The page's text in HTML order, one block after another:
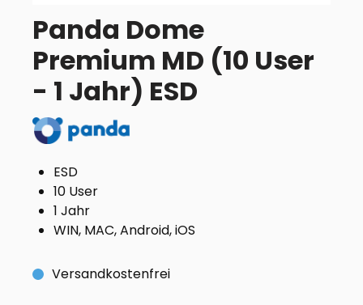
Panda Dome
Premium MD (10 User
- 1 Jahr) ESD
ESD
10 User
1 Jahr
WIN, MAC, Android, iOS
Versandkostenfrei